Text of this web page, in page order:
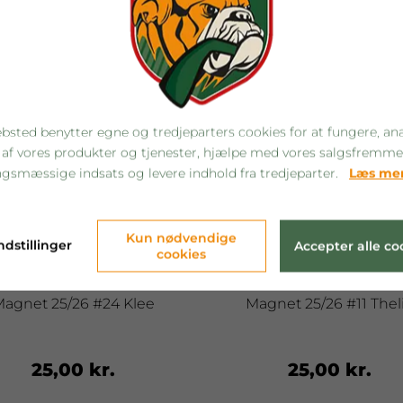
25/26 #24 Klee
25,00 kr.
Magnet 25/26 #11
25,00 kr.
benytter egne og tredjeparters cookies for at fungere,
vores produkter og tjenester, hjælpe med vores
indsats og levere indhold fra tredjeparter. Læs
Kun nødvendige
cookies
Accepter alle